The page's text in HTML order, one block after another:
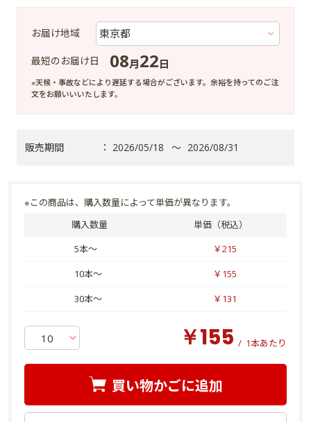
お届け地域
最短のお届け日 08月22日
※天候・事故などにより遅延する場合がございます。余裕を持ってのご注
文をお願いいいたします。
販売期間 ： 2026/05/18 ～ 2026/08/31
※この商品は、購入数量によって単価が異なります。
購入数量
単価（税込）
5本～
￥215
10本～
￥155
30本～
￥131
￥155 / 1本あたり
買い物かごに追加